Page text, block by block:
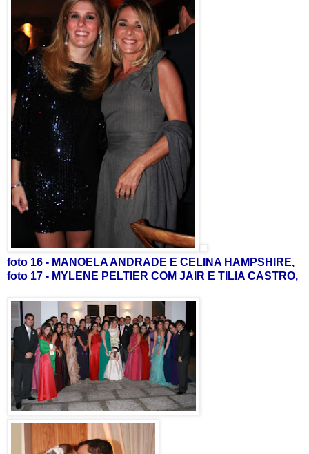
foto 16 - MANOELA ANDRADE E CELINA HAMPSHIRE,
foto 17 - MYLENE PELTIER COM JAIR E TILIA CASTRO,